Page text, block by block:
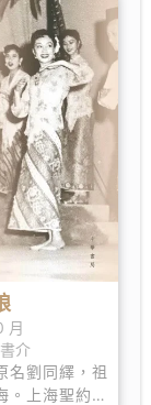
月
介
名劉同繹，祖
。上海聖約翰